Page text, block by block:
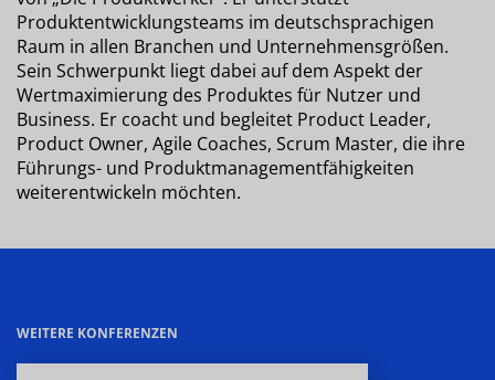
Produktentwicklungsteams im deutschsprachigen
Raum in allen Branchen und Unternehmensgrößen.
Sein Schwerpunkt liegt dabei auf dem Aspekt der
Wertmaximierung des Produktes für Nutzer und
Business. Er coacht und begleitet Product Leader,
Product Owner, Agile Coaches, Scrum Master, die ihre
Führungs- und Produktmanagementfähigkeiten
weiterentwickeln möchten.
WEITERE KONFERENZEN